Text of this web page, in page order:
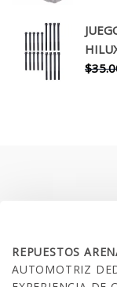
$
REPUESTOS
AUTOMOTRIZ